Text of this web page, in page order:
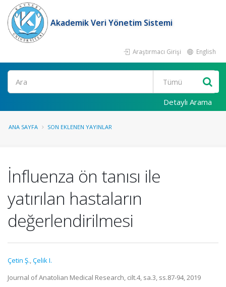
Akademik Veri Yönetim Sistemi
Araştırmacı Girişi English
Ara
Detaylı Arama
ANA SAYFA SON EKLENEN YAYINLAR
İnfluenza ön tanısı ile
yatırılan hastaların
değerlendirilmesi
Çetin Ş.,Çelik I.
Journal of Anatolian Medical Research, cilt.4, sa.3, ss.87-94, 2019